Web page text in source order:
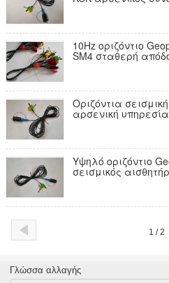
10Hz οριζόντιο
SM4 σταθερή
Οριζόντια
αρσενική
Υψηλό οριζόντιο
σεισμικός
1 / 2
Γλώσσα αλλαγής